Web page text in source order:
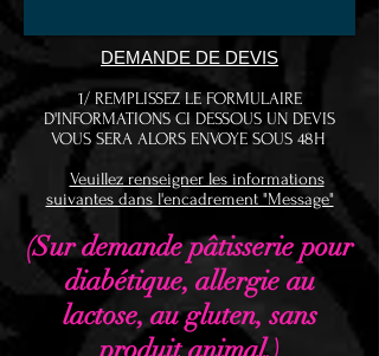
DEMANDE DE DEVIS
1/ REMPLISSEZ LE FORMULAIRE
D'INFORMATIONS CI DESSOUS UN DEVIS
VOUS SERA ALORS ENVOYE SOUS 48H
Veuillez renseigner les informations
suivantes dans l'encadrement "Message"
(Sur demande pâtisserie pour
diabétique, allergie au
lactose, au gluten, sans